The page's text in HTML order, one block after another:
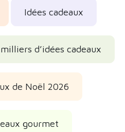
Idées cadeaux
d’idées cadeaux
de Noël 2026
gourmet